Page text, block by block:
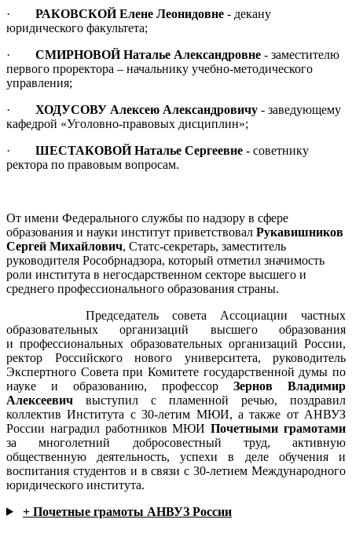
· РАКОВСКОЙ Елене Леонидовне - декану
юридического факультета;
· СМИРНОВОЙ Наталье Александровне - заместителю
первого проректора – начальнику учебно-методического
управления;
· ХОДУСОВУ Алексею Александровичу - заведующему
кафедрой «Уголовно-правовых дисциплин»;
· ШЕСТАКОВОЙ Наталье Сергеевне - советнику
ректора по правовым вопросам.
От имени Федерального службы по надзору в сфере
образования и науки институт приветствовал Рукавишников
Сергей Михайлович, Статс-секретарь, заместитель
руководителя Рособрнадзора, который отметил значимость
роли института в негосдарственном секторе высшего и
среднего профессионального образования страны.
Председатель совета Ассоциации частных
образовательных организаций высшего образования
и профессиональных образовательных организаций России,
ректор Российского нового университета, руководитель
Экспертного Совета при Комитете государственной думы по
науке и образованию, профессор Зернов Владимир
Алексеевич выступил с пламенной речью,
поздравил
коллектив Института с 30-летим МЮИ, а также от АНВУЗ
России наградил работников МЮИПочетными грамотами
за многолетний добросовестный труд, активную
общественную деятельность, успехи в деле обучения и
воспитания студентов и в связи с 30-летием Международного
юридического института.
+ Почетные грамоты АНВУЗ России